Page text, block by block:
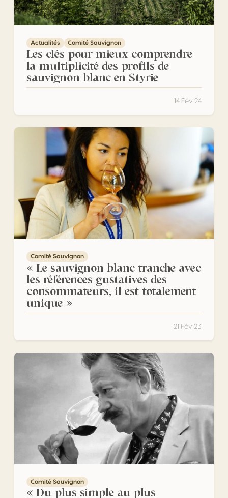
Actualités Comité Sauvignon
Les clés pour mieux comprendre
la multiplicité des profils de
sauvignon blanc en Styrie
14 Fév 24
« Le sauvignon blanc tranche avec les références
Comité Sauvignon
« Le sauvignon blanc tranche avec
les références gustatives des
consommateurs, il est totalement
unique »
21 Fév 23
« Du plus simple au plus complexe, le sauvignon blanc
Comité Sauvignon
« Du plus simple au plus